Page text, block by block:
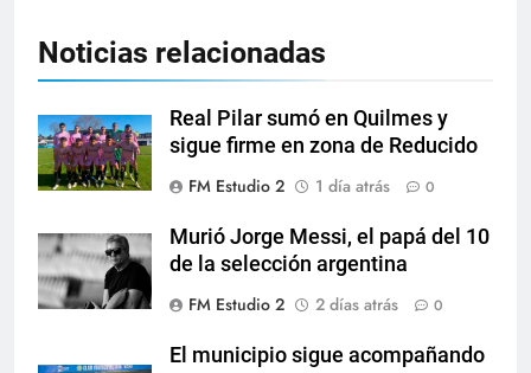
Noticias relacionadas
Real Pilar sumó en Quilmes y
sigue firme en zona de Reducido
FM Estudio 2
1 día atrás 0
Murió Jorge Messi, el papá del 10
de la selección argentina
FM Estudio 2
2 días atrás 0
El municipio sigue acompañando